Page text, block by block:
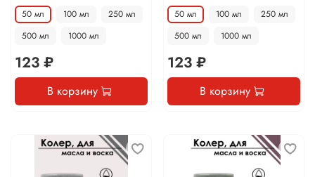
50 мл 100 мл
250 мл
500 мл
1000 мл
123 ₽
В корзину
50 мл 100 мл
250 мл
500 мл
1000 мл
123 ₽
В корзину